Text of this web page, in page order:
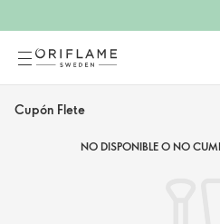
Cupón Flete
NO DISPONIBLE O NO